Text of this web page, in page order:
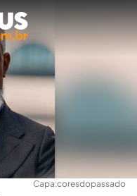
Capa:coresdopassado